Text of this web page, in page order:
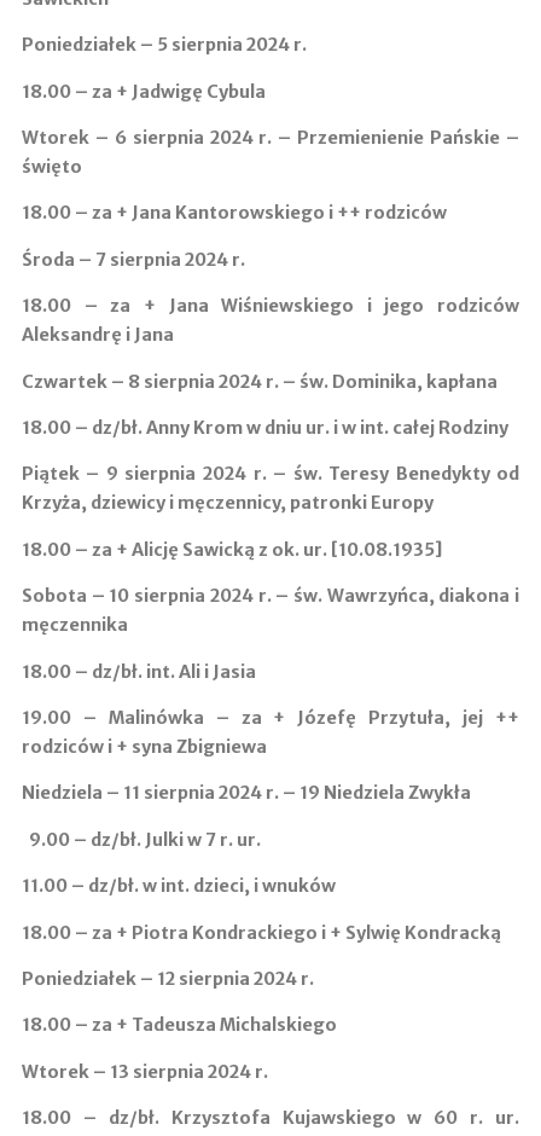
Poniedziałek – 5 sierpnia 2024 r.
18.00 – za + Jadwigę Cybula
Wtorek – 6 sierpnia 2024 r. – Przemienienie Pańskie –
święto
18.00 – za + Jana Kantorowskiego i ++ rodziców
Środa – 7 sierpnia 2024 r.
18.00 –za + Jana Wiśniewskiego i jego rodziców
Aleksandrę i Jana
Czwartek – 8 sierpnia 2024 r. – św. Dominika, kapłana
18.00 – dz/bł. Anny Krom w dniu ur. i w int. całej Rodziny
Piątek – 9 sierpnia 2024 r. – św. Teresy Benedykty od
Krzyża, dziewicy i męczennicy, patronki Europy
18.00 – za + Alicję Sawicką z ok. ur. [10.08.1935]
Sobota – 10 sierpnia 2024 r. – św. Wawrzyńca, diakona i
męczennika
18.00 – dz/bł. int. Ali i Jasia
19.00 – Malinówka – za + Józefę Przytuła, jej ++
rodziców i + syna Zbigniewa
Niedziela – 11 sierpnia 2024 r. – 19 Niedziela Zwykła
9.00 – dz/bł. Julki w 7 r. ur.
11.00 ­– dz/bł. w int. dzieci, i wnuków
18.00 – za + Piotra Kondrackiego i + Sylwię Kondracką
Poniedziałek – 12 sierpnia 2024 r.
18.00 – za + Tadeusza Michalskiego
Wtorek – 13 sierpnia 2024 r.
18.00 – dz/bł. Krzysztofa Kujawskiego w 60 r. ur.